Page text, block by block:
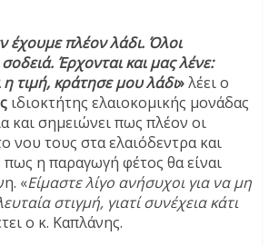
έχουμε πλέον λάδι. Όλοι
Έρχονται και μας λένε:
η τιμή, κράτησε μου λάδι»λέει ο
ιδιοκτήτης ελαιοκομικής μονάδας
σημειώνει πως πλέον οι
νου τους στα ελαιόδεντρα και
πως η παραγωγή φέτος θα είναι
«Είμαστε λίγο ανήσυχοι για να μη
στιγμή, γιατί συνέχεια κάτι
ο κ. Καπλάνης.